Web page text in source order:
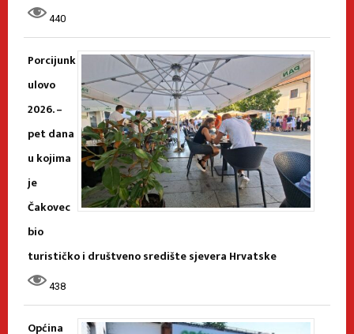
440
Porcijunk
ulovo
2026. –
pet dana
u kojima
je
Čakovec
bio
turističko i društveno središte sjevera Hrvatske
438
Općina